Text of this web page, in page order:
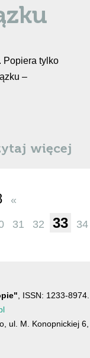
decyzją „ludzi
Artykuł
na rzecz
Popiera tylko
–
więcej
«
31 32 33
34
, ISSN: 1233-8974.
ul. M. Konopnickiej 6,